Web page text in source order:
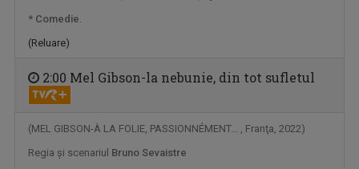
* Comedie
(Reluare)
2:00 Mel Gibson-la nebunie, din tot sufletul
(MEL GIBSON-À LA FOLIE, PASSIONNÉMENT... , Franţa, 2022)
Regia şi scenariul Bruno Sevaistre